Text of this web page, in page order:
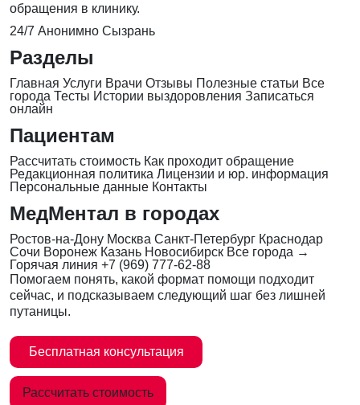
обращения в клинику.
24/7 Анонимно Сызрань
Разделы
Главная Услуги Врачи Отзывы Полезные статьи Все
города Тесты Истории выздоровления Записаться
онлайн
Пациентам
Рассчитать стоимость Как проходит обращение
Редакционная политика Лицензии и юр. информация
Персональные данные Контакты
МедМентал в городах
Ростов-на-Дону Москва Санкт-Петербург Краснодар
Сочи Воронеж Казань Новосибирск Все города →
Горячая линия +7 (969) 777-62-88
Помогаем понять, какой формат помощи подходит
сейчас, и подсказываем следующий шаг без лишней
путаницы.
Бесплатная консультация
Рассчитать стоимость